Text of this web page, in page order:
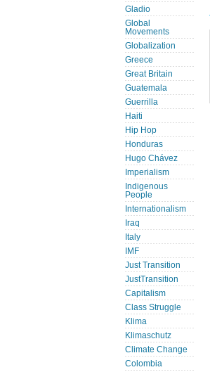
Gladio
Global
Movements
Globalization
Greece
Great Britain
Guatemala
Guerrilla
Haiti
Hip Hop
Honduras
Hugo Chávez
Imperialism
Indigenous
People
Internationalism
Iraq
Italy
IMF
Just Transition
JustTransition
Capitalism
Class Struggle
Klima
Klimaschutz
Climate Change
Colombia